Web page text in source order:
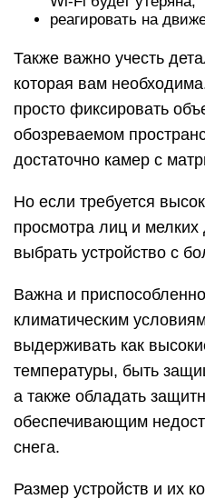
реагировать на
Также важно учесть
которая вам
просто фиксировать
обозреваемом
достаточно камер с
Но если требуется
просмотра лиц и мелких
выбрать устройство с
Важна и
климатическим
выдерживать как
температуры, быть
а также обладать
обеспечивающим
снега.
Размер устройств и их